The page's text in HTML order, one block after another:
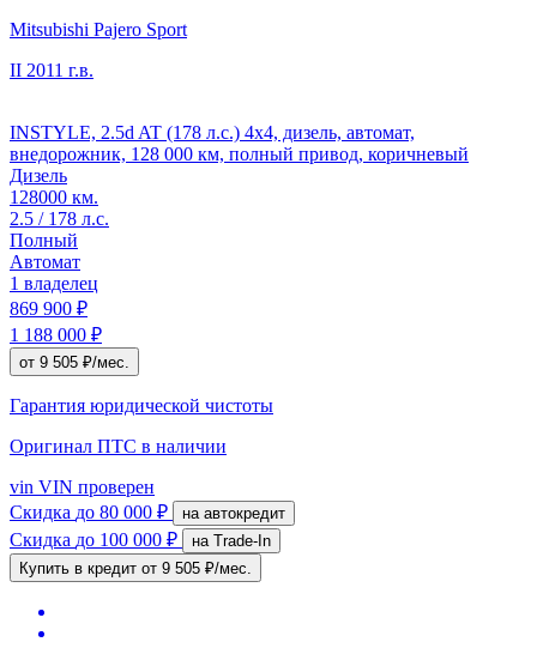
Mitsubishi Pajero Sport
II 2011 г.в.
INSTYLE, 2.5d AT (178 л.с.) 4x4, дизель, автомат,
внедорожник, 128 000 км, полный привод, коричневый
Дизель
128000 км.
2.5 / 178 л.с.
Полный
Автомат
1 владелец
869 900 ₽
1 188 000 ₽
от 9 505 ₽/мес.
Гарантия юридической чистоты
Оригинал ПТС в наличии
vin VIN проверен
Скидка до 80 000 ₽ на автокредит
Скидка до 100 000 ₽
на Trade-In
Купить в кредит от 9 505 ₽/мес.